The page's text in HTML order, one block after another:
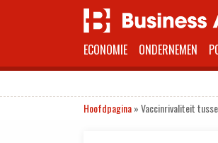
ECONOMIE ONDERNEMEN
Hoofdpagina»Vaccinrivaliteit